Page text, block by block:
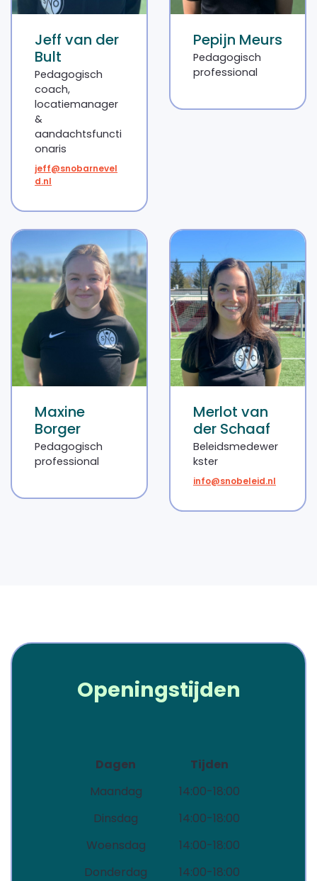
Jeff van der
Bult
Pedagogisch
coach,
locatiemanager
&
aandachtsfuncti
onaris
jeff@snobarnevel
d.nl
Pepijn Meurs
Pedagogisch
professional
Maxine
Borger
Pedagogisch
professional
Merlot van
der Schaaf
Beleidsmedewer
kster
info@snobeleid.nl
Openingstijden
Dagen
Tijden
Maandag
14:00-18:00
Dinsdag
14:00-18:00
Woensdag
14:00-18:00
Donderdag
14:00-18:00